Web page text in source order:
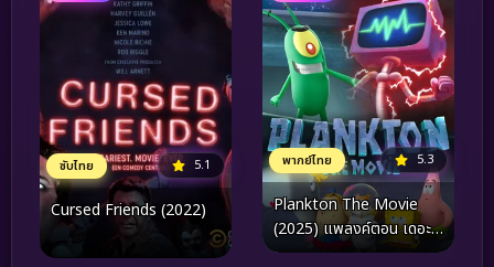
ซับไทย 5.1
Cursed Friends (2022)
พากย์ไทย 5.3
Plankton The Movie
(2025) แพลงค์ตอน เดอะ
มูฟวี่